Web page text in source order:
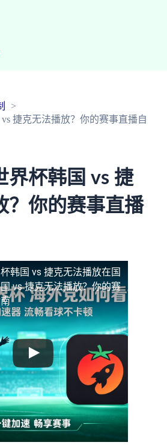
捷克无法播放？你的赛事直播自
界杯韩国 vs 捷
？你的赛事直播
韩国 vs 捷克无法播放在国
vs 捷克无法播放？你的赛